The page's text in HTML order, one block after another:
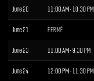
June 20 11:00 AM - 10:30 PM
June 21 FERMÉ
June 23 11:00 AM - 9:30 PM
June 24 12:00 PM - 11:30 PM